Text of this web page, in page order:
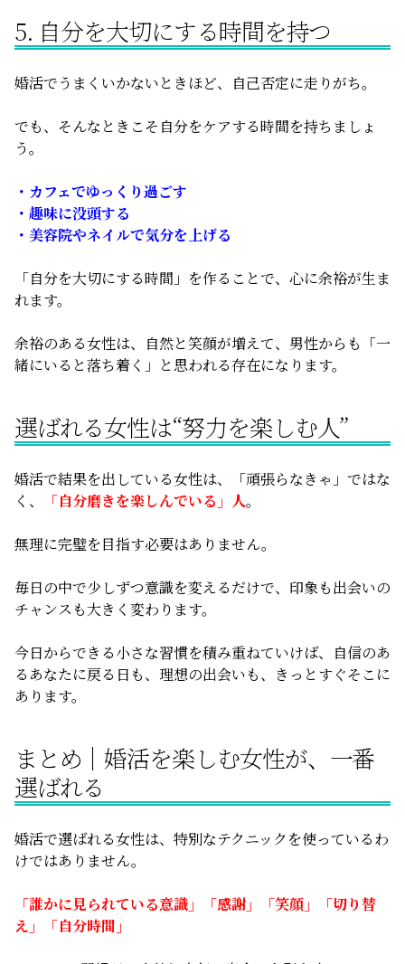
5. 自分を大切にする時間を持つ
婚活でうまくいかないときほど、自己否定に走りがち。
でも、そんなときこそ自分をケアする時間を持ちましょ
う。
・カフェでゆっくり過ごす
・趣味に没頭する
・美容院やネイルで気分を上げる
「自分を大切にする時間」を作ることで、心に余裕が生ま
れます。
余裕のある女性は、自然と笑顔が増えて、男性からも「一
緒にいると落ち着く」と思われる存在になります。
選ばれる女性は“努力を楽しむ人”
婚活で結果を出している女性は、「頑張らなきゃ」ではな
く、
「自分磨きを楽しんでいる」人。
無理に完璧を目指す必要はありません。
毎日の中で少しずつ意識を変えるだけで、印象も出会いの
チャンスも大きく変わります。
今日からできる小さな習慣を積み重ねていけば、自信のあ
るあなたに戻る日も、理想の出会いも、きっとすぐそこに
あります。
まとめ｜婚活を楽しむ女性が、一番
選ばれる
婚活で選ばれる女性は、特別なテクニックを使っているわ
けではありません。
「誰かに見られている意識」「感謝」「笑顔」「切り替
え」「自分時間」